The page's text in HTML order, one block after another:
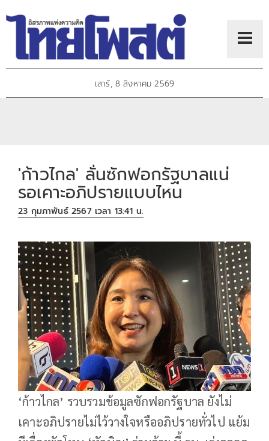
เสาร์, 8 สิงหาคม 2569
'ก้าวไกล' ลั่นซักฟอกรัฐบาลแน่
รอเคาะอภิปรายแบบไหน
23 กุมภาพันธ์ 2567 เวลา 13:41 น.
‘ก้าวไกล’ รวบรวมข้อมูลซักฟอกรัฐบาล ยังไม่
เคาะอภิปรายไม่ไว้วางใจหรืออภิปรายทั่วไป แย้ม